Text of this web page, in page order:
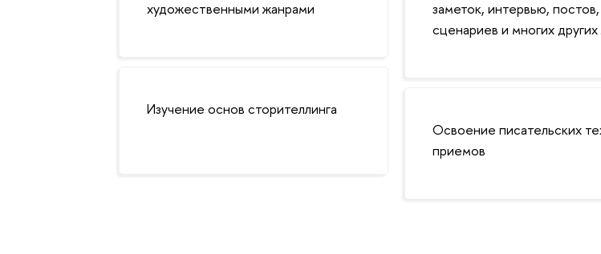
художественными жанрами
Изучение основ сторителлинга
заметок, интервью, постов,
сценариев и многих
Освоение писательских
приемов